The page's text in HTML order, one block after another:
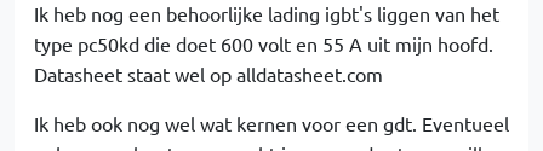
Ik heb nog een behoorlijke lading igbt's liggen van het
type pc50kd die doet 600 volt en 55 A uit mijn hoofd.
Datasheet staat wel op alldatasheet.com
Ik heb ook nog wel wat kernen voor een gdt. Eventueel